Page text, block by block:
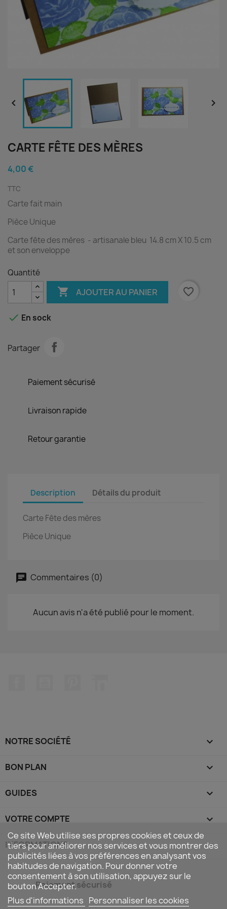
 
CARTE FÊTE DES MÈRES
4,00 €
TTC
Carte fait main
Pièce Unique
Carte fête des mères - artisanale bleu 14.8 cm X 10.5 cm
et son enveloppe
Quantité
 AJOUTER AU PANIER favorite_border
 En sock
Partager
Paiement sécurisé
Livraison rapide
Retour garantie
Description Détails du produit
Carte Fête des mères
Pièce Unique
Commentaires (0)
Aucun avis n'a été publié pour le moment.
NOTRE SOCIÉTÉ 
BON PLAN 
GUIDES 
VOTRE COMPTE 
INFORMATIONS keyboard_arrow_down
Ce site Web utilise ses propres cookies et ceux de
tiers pour améliorer nos services et vous montrer des
publicités liées à vos préférences en analysant vos
habitudes de navigation. Pour donner votre
consentement à son utilisation, appuyez sur le
bouton Accepter.
Plus d'informations Personnaliser les cookies
Paiement sécurisé